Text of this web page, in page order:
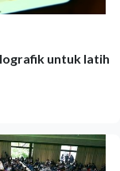
untuk latih